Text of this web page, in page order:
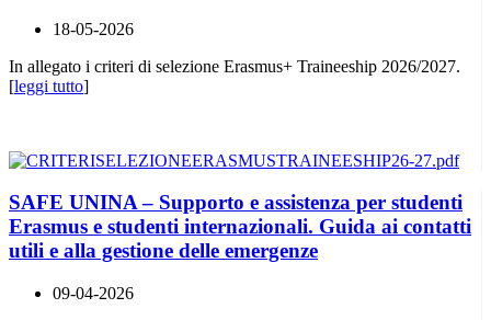
18-05-2026
In allegato i criteri di selezione Erasmus+ Traineeship 2026/2027.
[leggi tutto]
SAFE UNINA – Supporto e assistenza per studenti
Erasmus e studenti internazionali. Guida ai contatti
utili e alla gestione delle emergenze
09-04-2026